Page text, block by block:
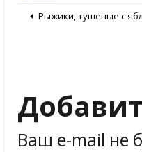
Рыжики, тушеные с
Ваш e-mail не